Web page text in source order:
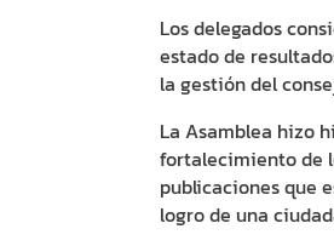
Los delegados
estado de
la gestión del
La Asamblea hizo
fortalecimiento de
publicaciones que
logro de una